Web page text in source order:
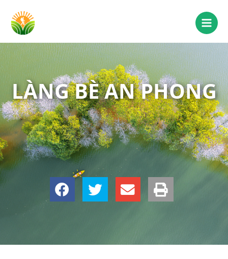
LÀNG BÈ AN PHONG